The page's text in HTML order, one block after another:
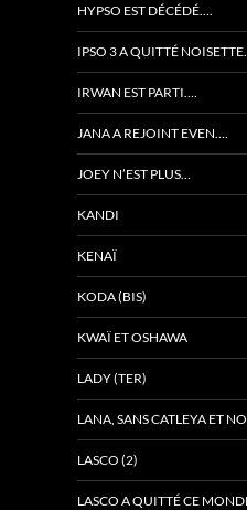
HYPSO EST DÉCÉDÉ….
IPSO 3 A QUITTÉ
IRWAN EST PARTI….
JANA A REJOINT EVEN….
JOEY N’EST PLUS…
KANDI
KENAÏ
KODA (BIS)
KWAÏ ET OSHAWA
LADY (TER)
LANA, SANS CATLEYA ET
LASCO (2)
LASCO A QUITTÉ CE